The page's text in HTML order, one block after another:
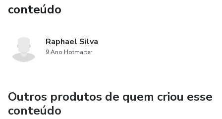
conteúdo
Raphael Silva
9 Ano Hotmarter
Outros produtos de quem criou esse
conteúdo